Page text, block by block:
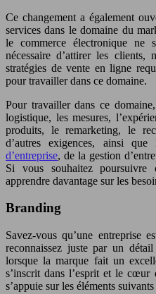
Ce changement a également
services dans le domaine du
le commerce électronique
nécessaire d’attirer les clients,
stratégies de vente en ligne
pour travailler dans ce domaine.
Pour travailler dans ce
logistique, les mesures,
produits, le remarketing, le
d’autres exigences, ainsi
d’entreprise, de la gestion
Si vous souhaitez poursuivre
apprendre davantage sur les
Branding
Savez-vous qu’une entreprise
reconnaissez juste par un
lorsque la marque fait un
s’inscrit dans l’esprit et le
s’appuie sur les éléments suivants